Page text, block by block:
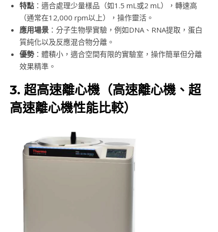
特點 ：適合處理少量樣品（如1.5 mL或2 mL），轉速高
（通常在12,000 rpm以上），操作靈活。
應用場景 ：分子生物學實驗，例如DNA、RNA提取，蛋白
質純化以及反應混合物分離。
優勢：體積小，適合空間有限的實驗室，操作簡單但分離
效果精準。
3. 超高速離心機（高速離心機、超
高速離心機性能比較）